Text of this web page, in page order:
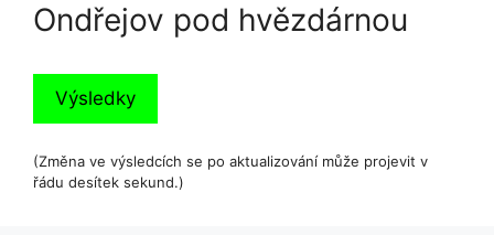
Ondřejov pod hvězdárnou
Výsledky
(Změna ve výsledcích se po aktualizování může projevit v
řádu desítek sekund.)